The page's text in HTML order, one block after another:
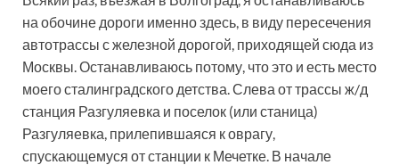
на обочине дороги именно здесь, в виду пересечения
автотрассы с железной дорогой, приходящей сюда из
Москвы. Останавливаюсь потому, что это и есть место
моего сталинградского детства. Слева от трассы ж/д
станция Разгуляевка и поселок (или станица)
Разгуляевка, прилепившаяся к оврагу,
спускающемуся от станции к Мечетке. В начале